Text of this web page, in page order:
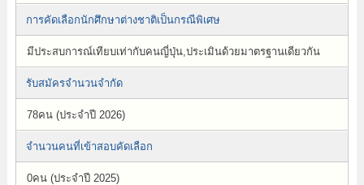
การคัดเลือกนักศึกษาต่างชาติเป็นกรณีพิเศษ
มีประสบการณ์เทียบเท่ากับคนญี่ปุ่น,ประเมินด้วยมาตรฐานเดียวกัน
รับสมัครจำนวนจำกัด
78คน (ประจำปี 2026)
จำนวนคนที่เข้าสอบคัดเลือก
0คน (ประจำปี 2025)